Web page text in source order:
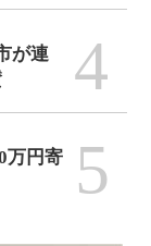
が連
4
万円寄
5